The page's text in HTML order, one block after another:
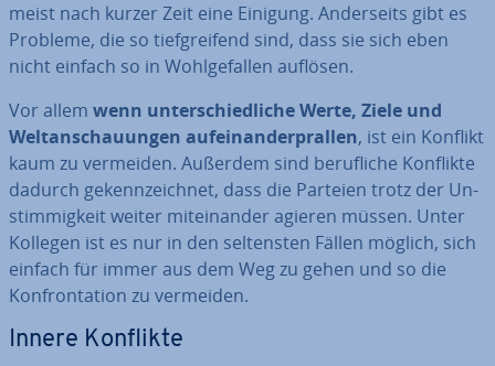
meist nach kurzer Zeit eine Einigung. An­der­seits gibt es
Probleme, die so tief­grei­fend sind, dass sie sich eben
nicht einfach so in Wohl­ge­fal­len auflösen.
Vor allem wenn un­ter­schied­li­che Werte, Ziele und
Welt­an­schau­un­gen auf­ein­an­der­pral­len, ist ein Konflikt
kaum zu vermeiden. Außerdem sind be­ruf­li­che Konflikte
dadurch ge­kenn­zeich­net, dass die Parteien trotz der Un­
stim­mig­keit weiter mit­ein­an­der agieren müssen. Unter
Kollegen ist es nur in den sel­tens­ten Fällen möglich, sich
einfach für immer aus dem Weg zu gehen und so die
Kon­fron­ta­ti­on zu vermeiden.
Innere Konflikte